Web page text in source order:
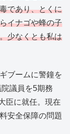
であり、とくに
イナゴや蜂の子
少なくとも私は
ブームに警鐘を
議員を5期務
臣に就任。現在
安全保障の問題